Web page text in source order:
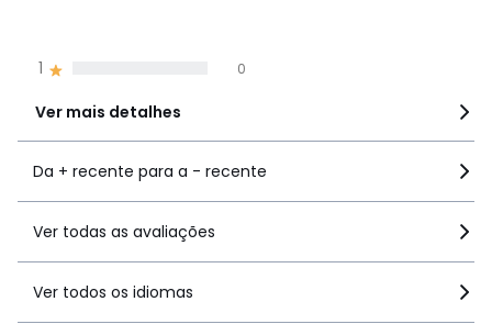
1 0
Ver mais detalhes
Da + recente para a - recente
Ver todas as avaliações
Ver todos os idiomas